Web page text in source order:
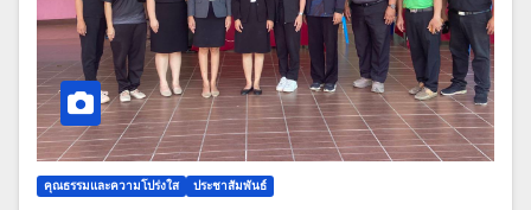
คุณธรรมและความโปร่งใส ประชาสัมพันธ์